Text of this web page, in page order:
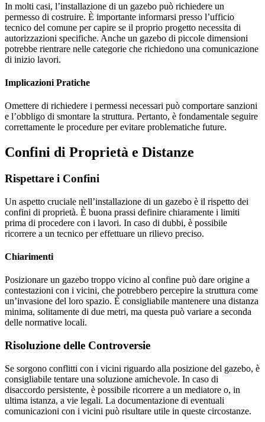
In molti casi, l’installazione di un gazebo può richiedere un
permesso di costruire. È importante informarsi presso l’ufficio
tecnico del comune per capire se il proprio progetto necessita di
autorizzazioni specifiche. Anche un gazebo di piccole dimensioni
potrebbe rientrare nelle categorie che richiedono una comunicazione
di inizio lavori.
Implicazioni Pratiche
Omettere di richiedere i permessi necessari può comportare sanzioni
e l’obbligo di smontare la struttura. Pertanto, è fondamentale seguire
correttamente le procedure per evitare problematiche future.
Confini di Proprietà e Distanze
Rispettare i Confini
Un aspetto cruciale nell’installazione di un gazebo è il rispetto dei
confini di proprietà. È buona prassi definire chiaramente i limiti
prima di procedere con i lavori. In caso di dubbi, è possibile
ricorrere a un tecnico per effettuare un rilievo preciso.
Chiarimenti
Posizionare un gazebo troppo vicino al confine può dare origine a
contestazioni con i vicini, che potrebbero percepire la struttura come
un’invasione del loro spazio. È consigliabile mantenere una distanza
minima, solitamente di due metri, ma questa può variare a seconda
delle normative locali.
Risoluzione delle Controversie
Se sorgono conflitti con i vicini riguardo alla posizione del gazebo, è
consigliabile tentare una soluzione amichevole. In caso di
disaccordo persistente, è possibile ricorrere a un mediatore o, in
ultima istanza, a vie legali. La documentazione di eventuali
comunicazioni con i vicini può risultare utile in queste circostanze.